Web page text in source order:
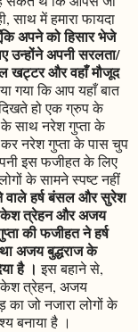
साथ में हमारा फायदा
अपने को हिसार भेजे
उन्होंने अपनी सरलता/
खट्टर और वहाँ मौजूद
गया कि आप यहाँ बात
हो एक ग्रुप के
साथ नरेश गुप्ता के
नरेश गुप्ता के पास चुप
इस फजीहत के लिए
के सामने स्पष्ट नहीं
हर्ष बंसल और सुरेश
त्रेहन और अजय
की फजीहत ने हर्ष
अजय बुद्धराज के
है । इस बहाने से,
त्रेहन, अजय
का जो नजारा लोगों के
बनाया है ।